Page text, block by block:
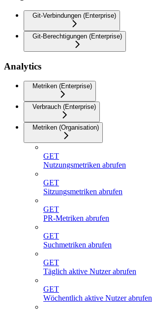
Git-Verbindungen (Enterprise)
Git-Berechtigungen (Enterprise)
Analytics
Metriken (Enterprise)
Verbrauch (Enterprise)
Metriken (Organisation)
GET
Nutzungsmetriken abrufen
GET
Sitzungsmetriken abrufen
GET
PR-Metriken abrufen
GET
Suchmetriken abrufen
GET
Täglich aktive Nutzer abrufen
GET
Wöchentlich aktive Nutzer abrufen